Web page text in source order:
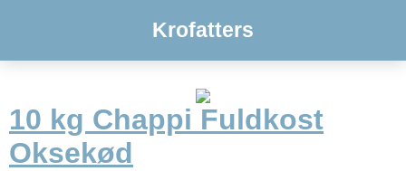
Krofatters
10 kg Chappi Fuldkost
Oksekød